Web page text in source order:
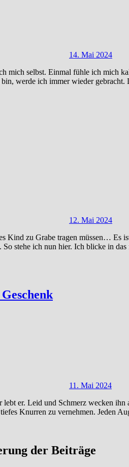
14. Mai 2024
mich selbst. Einmal fühle ich mich
werde ich immer wieder
12. Mai 2024
Kind zu Grabe tragen müssen… Es
So stehe ich nun hier. Ich blicke in
11. Mai 2024
er. Leid und Schmerz wecken
Knurren zu vernehmen. Jeden
der Beiträge